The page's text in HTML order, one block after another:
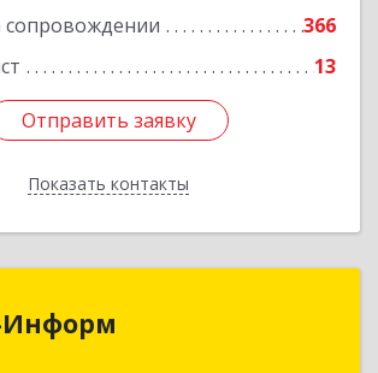
сопровождении
366
13
Отправить заявку
Показать контакты
Отправить заявку
Назад
Информ
Респ, Ухта г, Строителей пр-д 1, 2